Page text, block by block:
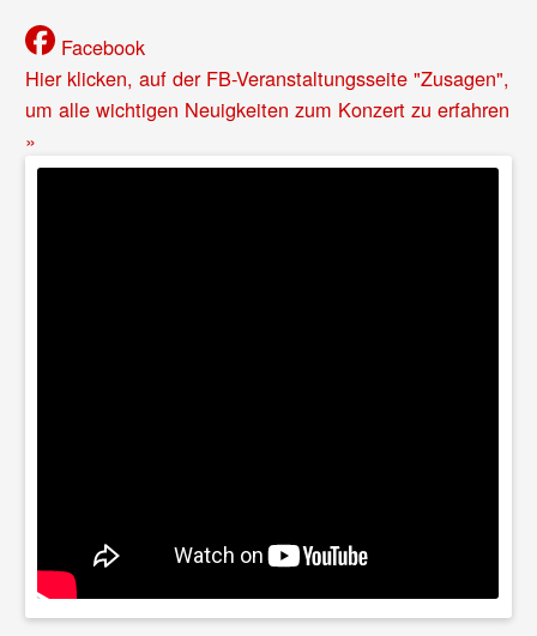
Facebook
Hier klicken, auf der FB-Veranstaltungsseite "Zusagen",
um alle wichtigen Neuigkeiten zum Konzert zu erfahren
»